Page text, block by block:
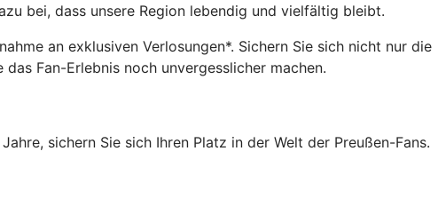
bei, dass unsere Region lebendig und vielfältig bleibt.
an exklusiven Verlosungen*. Sichern Sie sich nicht nur die
Fan-Erlebnis noch unvergesslicher machen.
sichern Sie sich Ihren Platz in der Welt der Preußen-Fans.